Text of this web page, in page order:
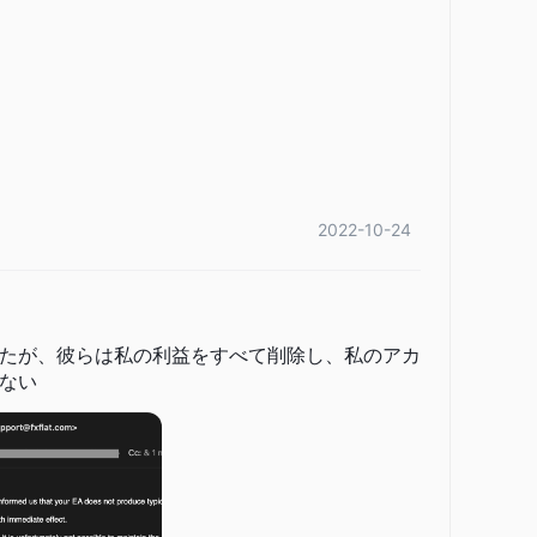
2022-10-24
が、彼らは私の利益をすべて削除し、私のアカ
い